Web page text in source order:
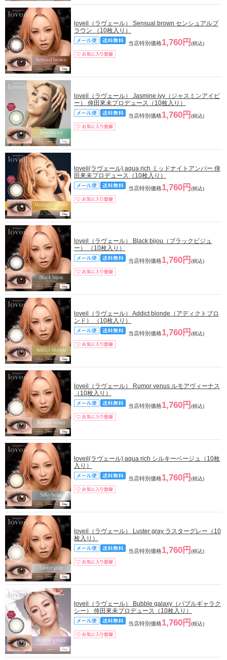
loveil（ラヴェール） Sensual brown センシュアルブ
ラウン （10枚入り）
当店特別価格1,760円 (税込)
loveil（ラヴェール） Jasmine ivy（ジャスミンアイビ
ー） 倖田來未プロデュース（10枚入り）
当店特別価格1,760円 (税込)
loveil(ラヴェール) aqua rich ミッドナイトアンバー 倖
田來未プロデュース（10枚入り）
当店特別価格1,760円 (税込)
loveil（ラヴェール） Black bijou（ブラックビジュ
ー） （10枚入り）
当店特別価格1,760円 (税込)
loveil（ラヴェール） Addict blonde（アディクトブロ
ンド） （10枚入り）
当店特別価格1,760円 (税込)
loveil（ラヴェール） Rumor venus ルモアヴィーナス
（10枚入り）
当店特別価格1,760円 (税込)
loveil(ラヴェール) aqua rich シルキーベージュ（10枚
入り）
当店特別価格1,760円 (税込)
loveil（ラヴェール） Luster gray ラスターグレー（10
枚入り）
当店特別価格1,760円 (税込)
loveil（ラヴェール） Bubble galaxy（バブルギャラク
シー） 倖田來未プロデュース（10枚入り）
当店特別価格1,760円 (税込)